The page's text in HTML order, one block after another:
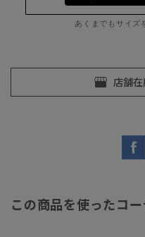
あくまでもサイズ
この商品を使ったコ